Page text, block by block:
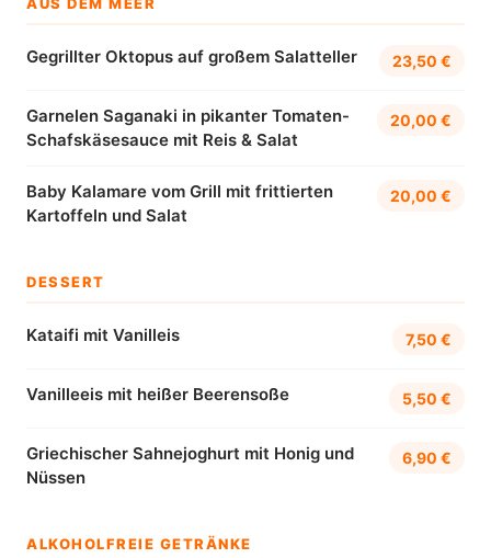
Gegrillter Oktopus auf großem Salatteller 23,50 €
Garnelen Saganaki in pikanter Tomaten-
Schafskäsesauce mit Reis & Salat
20,00 €
Baby Kalamare vom Grill mit frittierten
Kartoffeln und Salat
20,00 €
DESSERT
Kataifi mit Vanilleis 7,50 €
Vanilleeis mit heißer Beerensoße 5,50 €
Griechischer Sahnejoghurt mit Honig und
Nüssen
6,90 €
ALKOHOLFREIE GETRÄNKE